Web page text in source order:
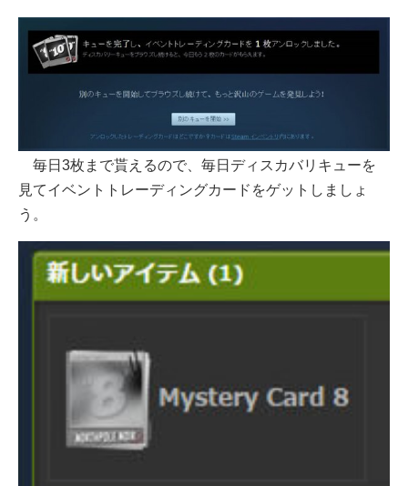
毎日3枚まで貰えるので、毎日ディスカバリキューを
見てイベントトレーディングカードをゲットしましょ
う。